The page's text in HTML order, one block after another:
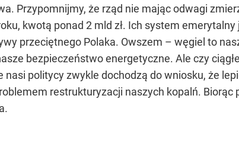
Przypomnijmy, że rząd nie mając odwagi
kwotą ponad 2 mld zł. Ich system
przeciętnego Polaka. Owszem – węgiel to
bezpieczeństwo energetyczne. Ale czy
politycy zwykle dochodzą do wniosku, że
restrukturyzacji naszych kopalń.